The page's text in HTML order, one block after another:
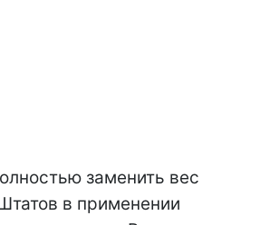
заменить вес
в применении